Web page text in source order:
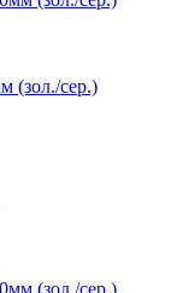
(зол./сер.)